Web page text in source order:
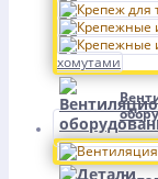
хомутами